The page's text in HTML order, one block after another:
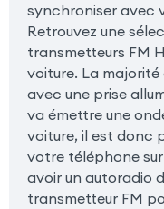
synchroniser avec
Retrouvez une
transmetteurs FM
voiture. La
avec une prise
va émettre une
voiture, il est donc
votre téléphone
avoir un autoradio
transmetteur FM